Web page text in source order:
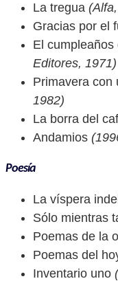
La tregua
Gracias por el
El cumpleaños
Editores, 1971)
Primavera con
1982)
La borra del
Andamios
Poesía
La víspera
Sólo mientras
Poemas de la
Poemas del
Inventario uno